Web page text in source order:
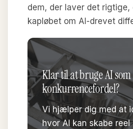
dem, der laver det rigtige,
kapløbet om AI-drevet
Klar til at bruge AI som
konkurrencefordel?
Vi hjælper dig med at
hvor AI kan skabe reel